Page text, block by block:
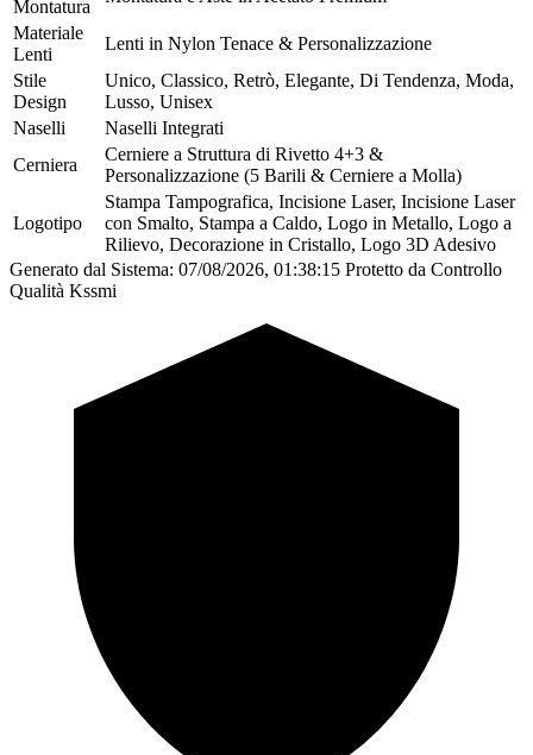
Montatura
Materiale
Lenti
Lenti in Nylon Tenace & Personalizzazione
Stile
Design
Unico, Classico, Retrò, Elegante, Di Tendenza, Moda,
Lusso, Unisex
Naselli
Naselli Integrati
Cerniera
Cerniere a Struttura di Rivetto 4+3 &
Personalizzazione (5 Barili & Cerniere a Molla)
Logotipo
Stampa Tampografica, Incisione Laser, Incisione Laser
con Smalto, Stampa a Caldo, Logo in Metallo, Logo a
Rilievo, Decorazione in Cristallo, Logo 3D Adesivo
Generato dal Sistema: 07/08/2026, 01:38:15 Protetto da Controllo
Qualità Kssmi